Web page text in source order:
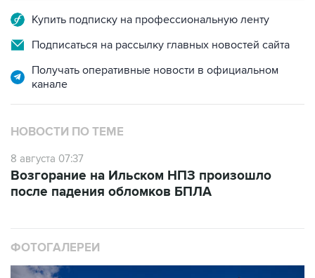
Купить подписку на профессиональную ленту
Подписаться на рассылку главных новостей сайта
Получать оперативные новости в официальном
канале
НОВОСТИ ПО ТЕМЕ
8 августа 07:37
Возгорание на Ильском НПЗ произошло
после падения обломков БПЛА
ФОТОГАЛЕРЕИ